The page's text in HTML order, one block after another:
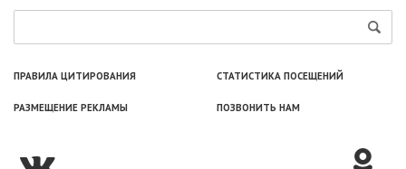
ПРАВИЛА ЦИТИРОВАНИЯ СТАТИСТИКА ПОСЕЩЕНИЙ
РАЗМЕЩЕНИЕ РЕКЛАМЫ ПОЗВОНИТЬ НАМ